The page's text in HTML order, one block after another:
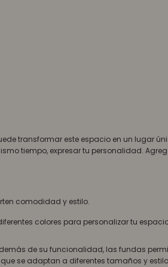
transformar este espacio en un lugar
tiempo, expresar tu personalidad.
comodidad y estilo.
colores para personalizar tu
de su funcionalidad, las fundas
se adaptan a diferentes tamaños y